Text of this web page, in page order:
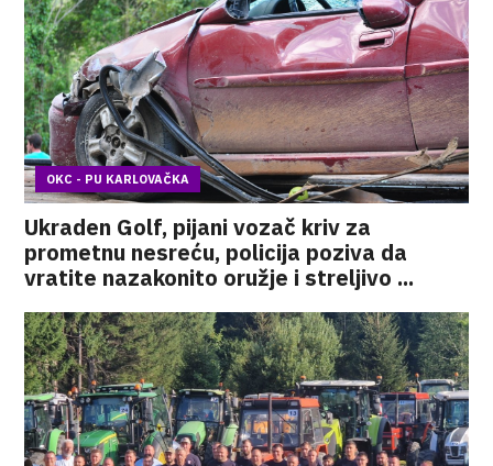
OKC - PU KARLOVAČKA
Ukraden Golf, pijani vozač kriv za
prometnu nesreću, policija poziva da
vratite nazakonito oružje i streljivo ...